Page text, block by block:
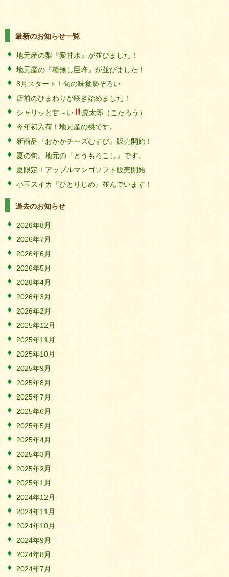
最新のお知らせ一覧
地元産の梨『愛甘水』が並びました！
地元産の『種無し巨峰』が並びました！
8月スタート！旬の味覚勢ぞろい
店前のひまわりが咲き始めました！
シャリッと甘～い
虎太郎（こたろう）
今年初入荷！地元産の桃です。
新商品『おかかチーズむすび』販売開始！
夏の旬。地元の『とうもろこし』です。
夏限定！アップルマンゴソフト販売開始
小玉スイカ『ひとりじめ』並んでいます！
過去のお知らせ
2026年8月
2026年7月
2026年6月
2026年5月
2026年4月
2026年3月
2026年2月
2025年12月
2025年11月
2025年10月
2025年9月
2025年8月
2025年7月
2025年6月
2025年5月
2025年4月
2025年3月
2025年2月
2025年1月
2024年12月
2024年11月
2024年10月
2024年9月
2024年8月
2024年7月